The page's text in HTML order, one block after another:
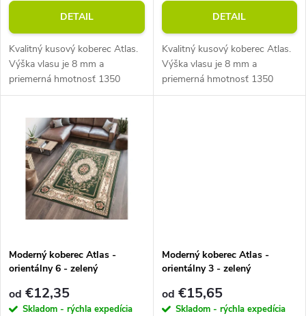
o
d
v
o
d
u
DETAIL
Kvalitný kusový koberec Atlas.
Výška vlasu je 8 mm a
priemerná hmotnosť 1350
g/m2. Vhodný do miestností s
DETAIL
Kvalitný kusový koberec Atlas.
Výška vlasu je 8 mm a
priemerná hmotnosť 1350
g/m2. Vhodný do miestností s
Moderný koberec Atlas -
orientálny 6 - zelený
od €12,35
Skladom - rýchla expedícia
Moderný koberec Atlas -
orientálny 3 - zelený
od €15,65
Skladom - rýchla expedícia